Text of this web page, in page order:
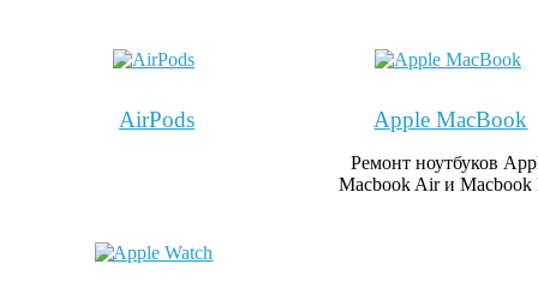
AirPods Apple MacBook
Ремонт ноутбуков
Macbook Air и Macbook